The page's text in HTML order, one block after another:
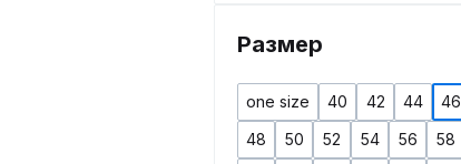
Размер
one size 40 42 44
46
48
50 52 54 56
58